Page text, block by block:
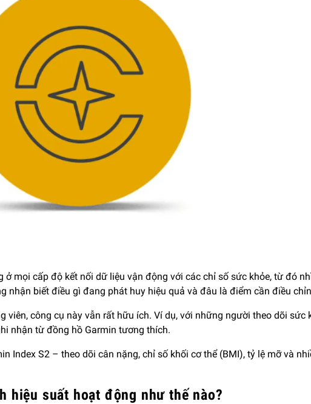
ở mọi cấp độ kết nối dữ liệu vận động với các chỉ số sức khỏe, từ đó
nhận biết điều gì đang phát huy hiệu quả và đâu là điểm cần điều
viên, công cụ này vẫn rất hữu ích. Ví dụ, với những người theo dõi
nhận từ đồng hồ Garmin tương thích.
Index S2 – theo dõi cân nặng, chỉ số khối cơ thể (BMI), tỷ lệ mỡ và
hiệu suất hoạt động như thế nào?